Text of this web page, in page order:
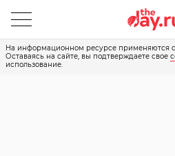
На информационном ресурсе применяются
Оставаясь на сайте, вы подтверждаете свое
использование.